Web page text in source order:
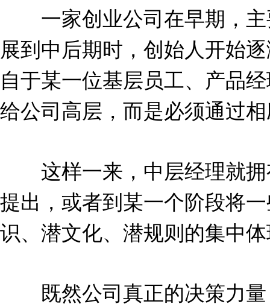
一家创业公司在早期，主
展到中后期时，创始人开始
自于某一位基层员工、产品
给公司高层，而是必须通过
这样一来，中层经理就拥
提出，或者到某一个阶段将
识、潜文化、潜规则的集中
既然公司真正的决策力量